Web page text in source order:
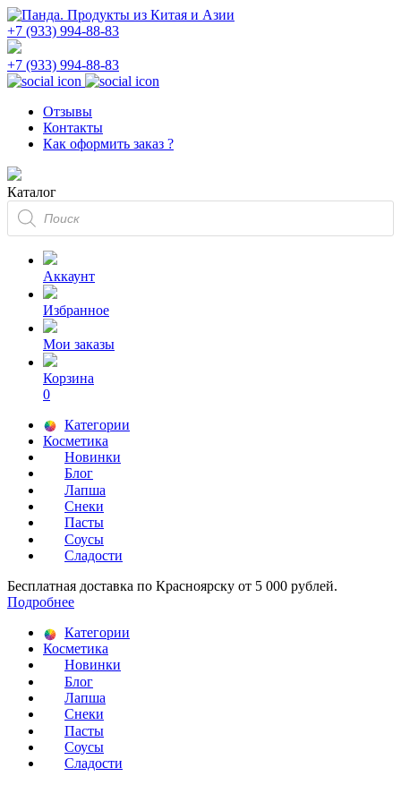
+7 (933) 994-88-83
+7 (933) 994-88-83
Отзывы
Контакты
Как оформить заказ ?
Каталог
Поиск
товаров
Аккаунт
Избранное
Мои заказы
Корзина
0
Категории
Косметика
Новинки
Блог
Лапша
Снеки
Пасты
Соусы
Сладости
Бесплатная доставка по Красноярску от 5 000 рублей.
Подробнее
Категории
Косметика
Новинки
Блог
Лапша
Снеки
Пасты
Соусы
Сладости